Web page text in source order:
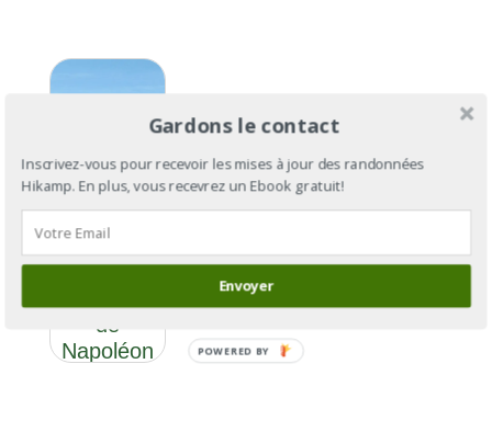
GR®406 :
de
Napoléon
Gardons le contact
Inscrivez-vous pour recevoir les mises à jour des randonnées
Hikamp. En plus, vous recevrez un Ebook gratuit!
Envoyer
POWERED BY